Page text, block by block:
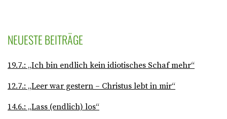
NEUESTE BEITRÄGE
19.7.: „Ich bin endlich kein idiotisches Schaf mehr“
12.7.: „Leer war gestern – Christus lebt in mir“
14.6.: „Lass (endlich) los“